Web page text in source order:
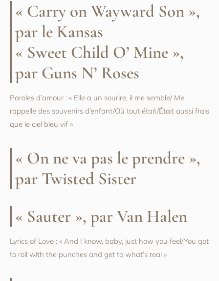
« Carry on Wayward Son »,
par le Kansas
« Sweet Child O’ Mine »,
par Guns N’ Roses
Paroles d’amour : « Elle a un sourire, il me semble/ Me
rappelle des souvenirs d’enfant/Où tout était/Était aussi frais
que le ciel bleu vif »
« On ne va pas le prendre »,
par Twisted Sister
« Sauter », par Van Halen
Lyrics of Love : « And I know, baby, just how you feel/You got
to roll with the punches and get to what’s real »